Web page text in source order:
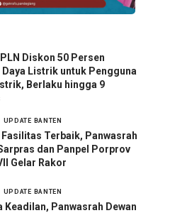
Diskon 50 Persen
Daya Listrik untuk Pengguna
Berlaku hingga 9
UPDATE BANTEN
Terbaik, Panwasrah
dan Panpel Porprov
Gelar Rakor
UPDATE BANTEN
Keadilan, Panwasrah Dewan